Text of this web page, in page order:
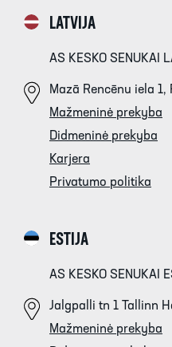
LATVIJA
AS KESKO SENUKAI
Mazā Rencēnu iela 1,
Mažmeninė prekyba
Didmeninė prekyba
Karjera
Privatumo politika
ESTIJA
AS KESKO SENUKAI
Jalgpalli tn 1 Tallinn
Mažmeninė prekyba